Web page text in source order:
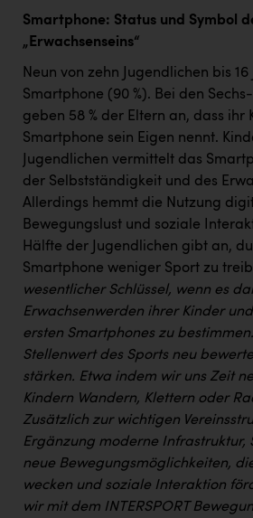
ZULuft - Zukunft Luft Austria
z.l.ö.
Österreichisches
Wirtschaftskammer OÖ
Dopgas
kunden basics
kontakt
Smartphone: Status und Symbol
„Erwachsenseins“
Neun von zehn Jugendlichen bis
Smartphone (90 %). Bei den
geben 58 % der Eltern an, dass ihr
Smartphone sein Eigen nennt.
Jugendlichen vermittelt das
der Selbstständigkeit und des
Allerdings hemmt die Nutzung
Bewegungslust und soziale
Hälfte der Jugendlichen gibt an,
Smartphone weniger Sport zu
wesentlicher Schlüssel, wenn es
Erwachsenwerden ihrer Kinder
ersten Smartphones zu
Stellenwert des Sports neu
stärken. Etwa indem wir uns Zeit
Kindern Wandern, Klettern oder
Zusätzlich zur wichtigen
Ergänzung moderne Infrastruktur,
neue Bewegungsmöglichkeiten,
wecken und soziale Interaktion
wir mit dem INTERSPORT